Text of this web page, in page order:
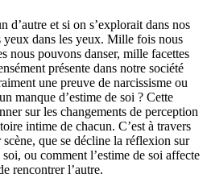
d’autre et si on s’explorait dans nos
yeux dans les yeux. Mille fois nous
nous pouvons danser, mille facettes
présente dans notre société
une preuve de narcissisme ou
manque d’estime de soi ? Cette
sur les changements de perception
intime de chacun. C’est à travers
que se décline la réflexion sur
ou comment l’estime de soi affecte
rencontrer l’autre.